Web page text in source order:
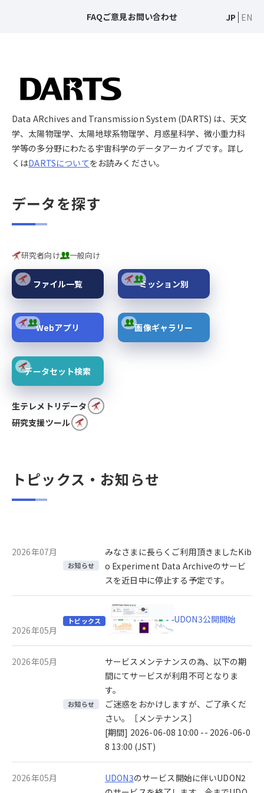
FAQご意見お問い合わせ JP EN
Data ARchives and Transmission System (DARTS) は、天文
学、太陽物理学、太陽地球系物理学、月惑星科学、微小重力科
学等の多分野にわたる宇宙科学のデータアーカイブです。詳し
くはDARTSについてをお読みください。
データを探す
研究者向け 一般向け
ファイル一覧 ミッション別
Webアプリ 画像ギャラリー
データセット検索
生テレメトリデータ
研究支援ツール
トピックス・お知らせ
2026年07月
お知らせ
みなさまに長らくご利用頂きましたKib
o Experiment Data Archiveのサービ
スを近日中に停止する予定です。
2026年05月
トピックス UDON3公開開始
2026年05月
お知らせ
サービスメンテナンスの為、以下の期
間にてサービスが利用不可となりま
す。
ご迷惑をおかけしますが、ご了承くだ
さい。［メンテナンス］
[期間] 2026-06-08 10:00 -- 2026-06-0
8 13:00 (JST)
2026年05月 UDON3のサービス開始に伴いUDON2